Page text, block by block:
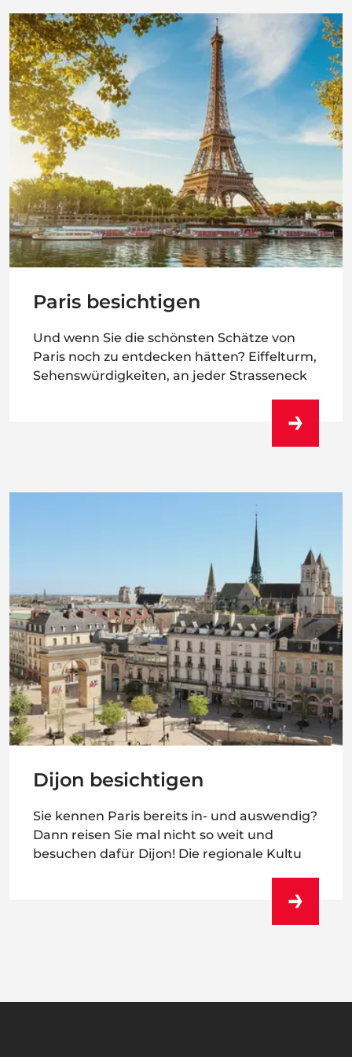
Paris besichtigen
Und wenn Sie die schönsten Schätze von
Paris noch zu entdecken hätten? Eiffelturm,
Sehenswürdigkeiten, an jeder Strasseneck
Dijon besichtigen
Sie kennen Paris bereits in- und auswendig?
Dann reisen Sie mal nicht so weit und
besuchen dafür Dijon! Die regionale Kultu